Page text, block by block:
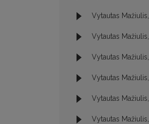
Vytautas Mažiulis,
Vytautas Mažiulis,
Vytautas Mažiulis,
Vytautas Mažiulis,
Vytautas Mažiulis,
Vytautas Mažiulis,